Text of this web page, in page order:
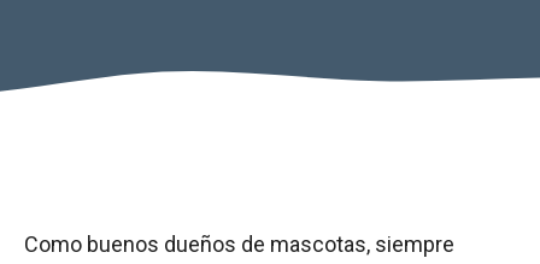
Como buenos dueños de mascotas, siempre